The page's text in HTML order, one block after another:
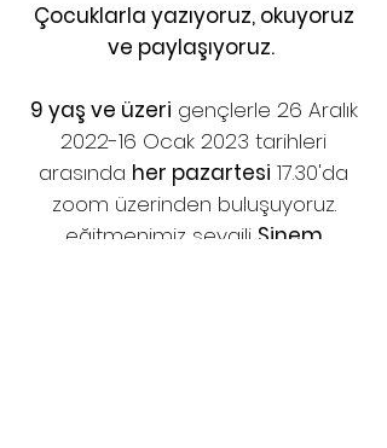
Çocuklarla yazıyoruz, okuyoruz
ve paylaşıyoruz.
9 yaş ve üzeri gençlerle 26 Aralık
2022-16 Ocak 2023 tarihleri
arasında her pazartesi 17.30'da
zoom üzerinden buluşuyoruz.
eğitmenimiz sevgili Sinem